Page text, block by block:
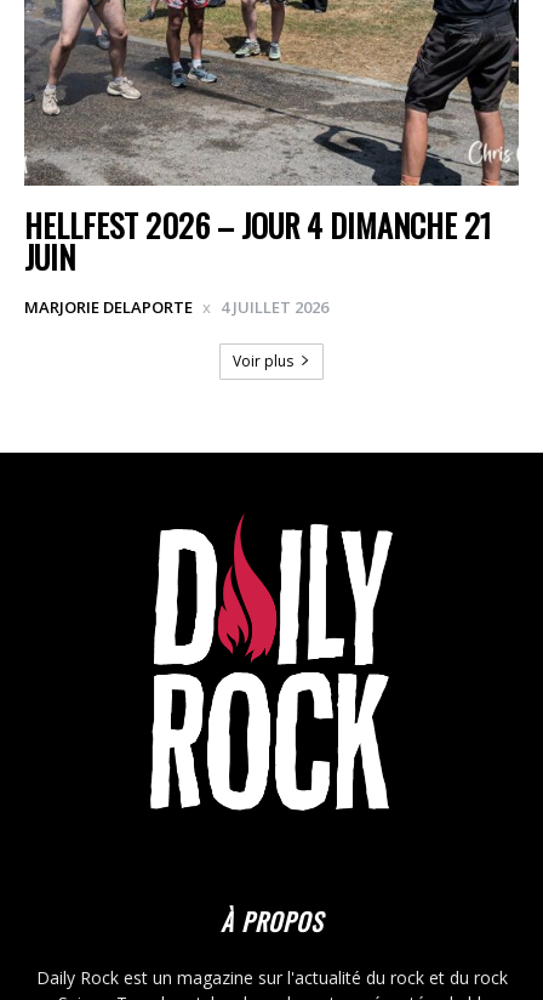
HELLFEST 2026 – JOUR 4 DIMANCHE 21
JUIN
MARJORIE DELAPORTE 4 JUILLET 2026
Voir plus
À PROPOS
Daily Rock est un magazine sur l'actualité du rock et du rock